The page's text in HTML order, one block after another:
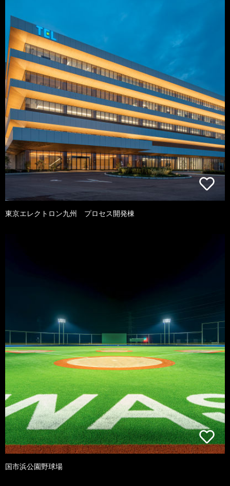
東京エレクトロン九州 プロセス開発棟
国市浜公園野球場